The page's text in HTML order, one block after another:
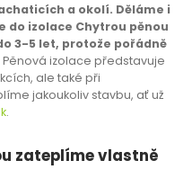
a okolí. Děláme i
do izolace Chytrou pěnou
3-5 let, protože pořádně
Pěnová izolace představuje
ale také při
jakoukoliv stavbu, ať už
.
zateplíme vlastně